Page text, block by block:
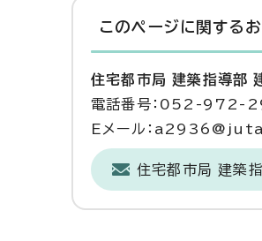
このページに関する
住宅都市局 建築指導部
電話番号：052-972-
Eメール：
住宅都市局 建築